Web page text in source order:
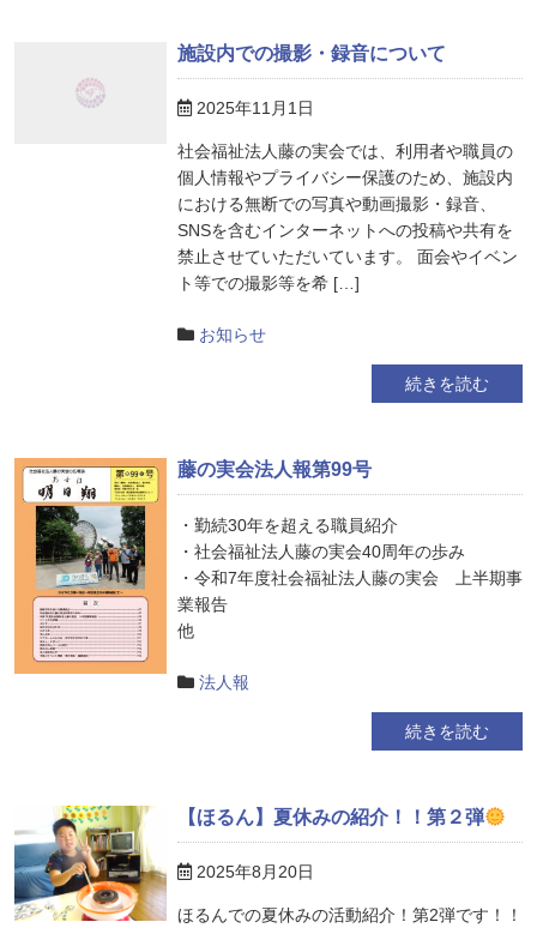
施設内での撮影・録音について
2025年11月1日
社会福祉法人藤の実会では、利用者や職員の
個人情報やプライバシー保護のため、施設内
における無断での写真や動画撮影・録音、
SNSを含むインターネットへの投稿や共有を
禁止させていただいています。 面会やイベン
ト等での撮影等を希 […]
お知らせ
続きを読む
藤の実会法人報第99号
・勤続30年を超える職員紹介
・社会福祉法人藤の実会40周年の歩み
・令和7年度社会福祉法人藤の実会 上半期事
業報告
他
法人報
続きを読む
【ほるん】夏休みの紹介！！第２弾
2025年8月20日
ほるんでの夏休みの活動紹介！第2弾です！！